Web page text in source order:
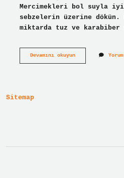
Mercimekleri bol suyla
sebzelerin üzerine
miktarda tuz ve karabiber
Devamını okuyunMercimek
Sitemap